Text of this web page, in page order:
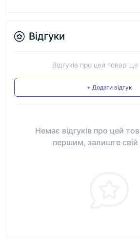
Відгуки
Відгуків про цей товар ще
+ Додати відгук
Немає відгуків про цей
першим, залиште свій